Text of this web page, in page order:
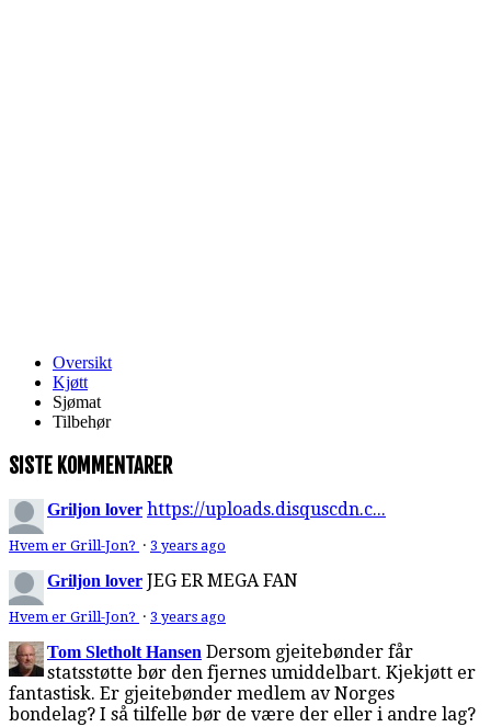
Oversikt
Kjøtt
Sjømat
Tilbehør
SISTE KOMMENTARER
Griljon lover https://uploads.disquscdn.c...
Hvem er Grill-Jon? · 3 years ago
Griljon lover JEG ER MEGA FAN
Hvem er Grill-Jon? · 3 years ago
Tom Sletholt Hansen Dersom gjeitebønder får
statsstøtte bør den fjernes umiddelbart. Kjekjøtt er
fantastisk. Er gjeitebønder medlem av Norges
bondelag? I så tilfelle bør de være der eller i andre lag?